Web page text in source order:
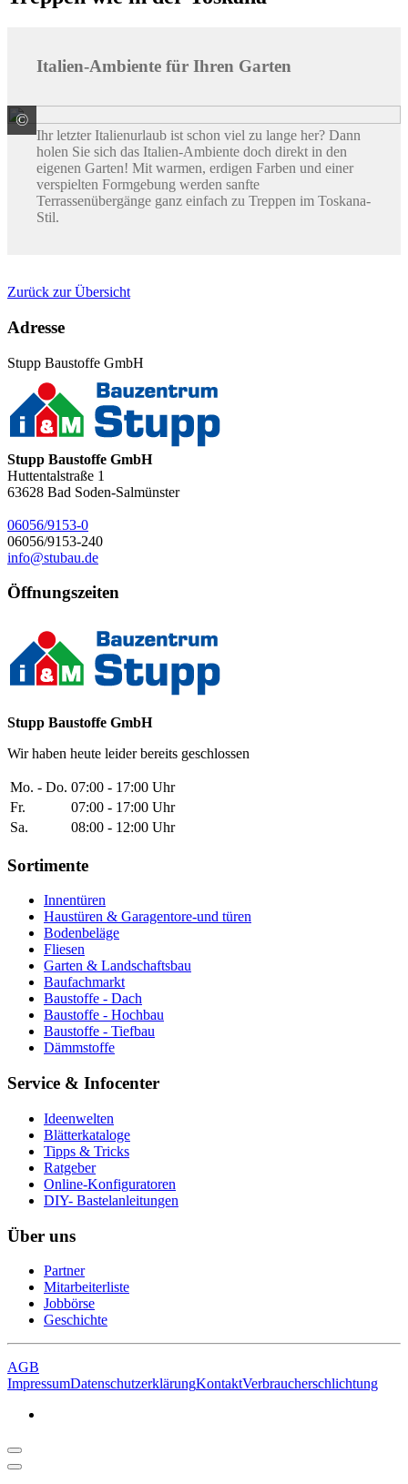
Italien-Ambiente für Ihren Garten
©
KANN GmbH Baustoffwerke
Ihr letzter Italienurlaub ist schon viel zu lange her? Dann
holen Sie sich das Italien-Ambiente doch direkt in den
eigenen Garten! Mit warmen, erdigen Farben und einer
verspielten Formgebung werden sanfte
Terrassenübergänge ganz einfach zu Treppen im Toskana-
Stil.
Zurück zur Übersicht
Adresse
Stupp Baustoffe GmbH
Stupp Baustoffe GmbH
Huttentalstraße 1
63628 Bad Soden-Salmünster
06056/9153-0
06056/9153-240
info@stubau.de
Öffnungszeiten
Stupp Baustoffe GmbH
Wir haben heute leider bereits geschlossen
Mo. - Do. 07:00 - 17:00 Uhr
Fr.
07:00 - 17:00 Uhr
Sa.
08:00 - 12:00 Uhr
Sortimente
Innentüren
Haustüren & Garagentore-und türen
Bodenbeläge
Fliesen
Garten & Landschaftsbau
Baufachmarkt
Baustoffe - Dach
Baustoffe - Hochbau
Baustoffe - Tiefbau
Dämmstoffe
Service & Infocenter
Ideenwelten
Blätterkataloge
Tipps & Tricks
Ratgeber
Online-Konfiguratoren
DIY- Bastelanleitungen
Über uns
Partner
Mitarbeiterliste
Jobbörse
Geschichte
AGB
ImpressumDatenschutzerklärungKontaktVerbraucherschlichtung